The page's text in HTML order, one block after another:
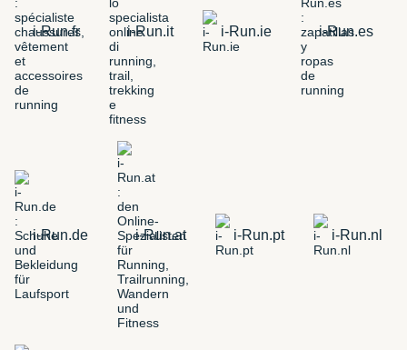
i-Run.fr i-Run.it i-Run.ie i-Run.es
i-Run.de i-Run.at i-Run.pt i-Run.nl